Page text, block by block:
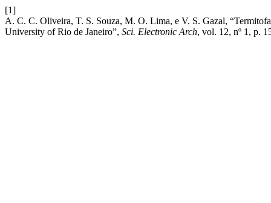
[1]
A. C. C. Oliveira, T. S. Souza, M. O. Lima, e V. S. Gazal,
University of Rio de Janeiro”, Sci. Electronic Arch, vol. 12, nº 1, p.